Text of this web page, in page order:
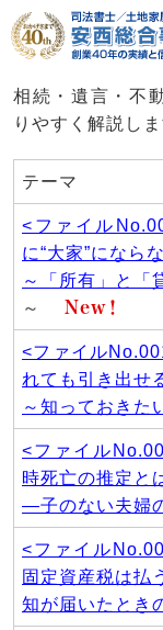
相続・遺言・不
りやすく解説しま
テーマ
<ファイル
に“大家”になら
～「所有」と「
～ New！
<ファイル
れても引き出せ
～知っておきた
<ファイル
時死亡の推定と
―子のない夫婦
<ファイル
固定資産税は払
知が届いたとき